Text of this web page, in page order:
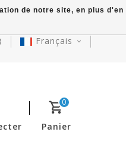
Français
0
Panier
de notre site, en plus d'en